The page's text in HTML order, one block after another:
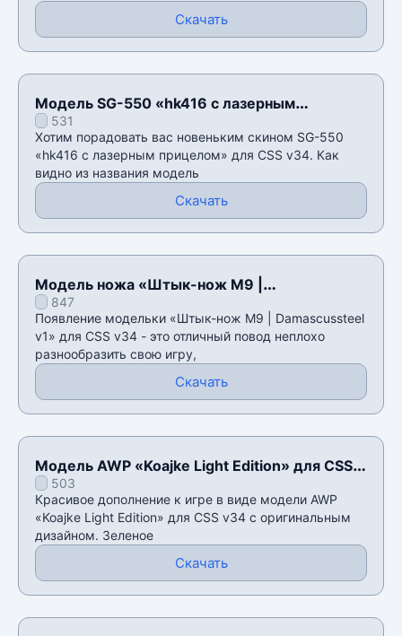
Скачать
Модель SG-550 «hk416 с лазерным
прицелом» для CSS v34
531
Хотим порадовать вас новеньким скином SG-550
«hk416 с лазерным прицелом» для CSS v34. Как
видно из названия модель
Скачать
Модель ножа «Штык-нож M9 |
Damascussteel v1» для CSS v34
847
Появление модельки «Штык-нож M9 | Damascussteel
v1» для CSS v34 - это отличный повод неплохо
разнообразить свою игру,
Скачать
Модель AWP «Koajke Light Edition» для CSS
v34503
Красивое дополнение к игре в виде модели AWP
«Koajke Light Edition» для CSS v34 с оригинальным
дизайном. Зеленое
Скачать